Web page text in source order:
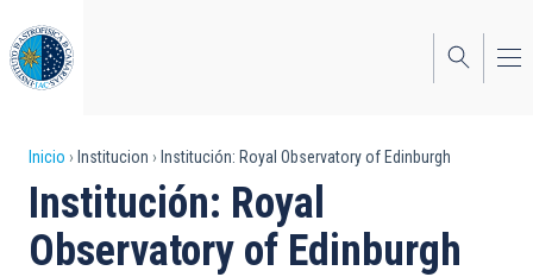
al
contenido
principal
Sobrescribir
enlaces
de
Inicio Institucion Institución: Royal Observatory of Edinburgh
Institución: Royal
Observatory of Edinburgh